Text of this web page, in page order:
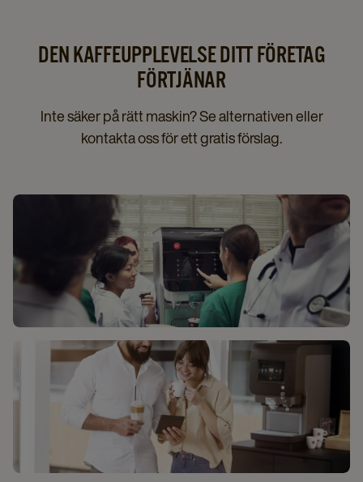
DEN KAFFEUPPLEVELSE DITT FÖRETAG
FÖRTJÄNAR
Inte säker på rätt maskin? Se alternativen eller
kontakta oss för ett gratis förslag.
KAFFELÖSNINGAR